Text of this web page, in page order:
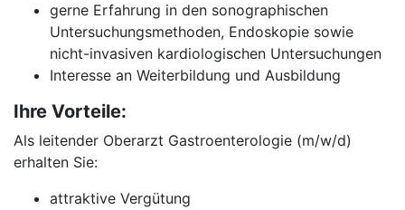
gerne Erfahrung in den sonographischen
Untersuchungsmethoden, Endoskopie sowie
nicht-invasiven kardiologischen Untersuchungen
Interesse an Weiterbildung und Ausbildung
Ihre Vorteile:
Als leitender Oberarzt Gastroenterologie (m/w/d)
erhalten Sie:
attraktive Vergütung